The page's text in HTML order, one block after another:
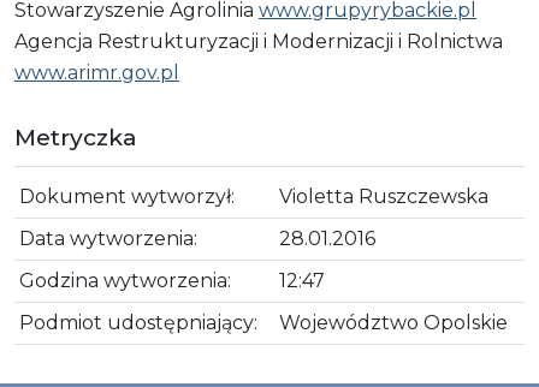
Stowarzyszenie Agrolinia www.grupyrybackie.pl
Agencja Restrukturyzacji i Modernizacji i Rolnictwa
www.arimr.gov.pl
Metryczka
Dokument wytworzył:
Violetta Ruszczewska
Data wytworzenia:
28.01.2016
Godzina wytworzenia:
12:47
Podmiot udostępniający:
Województwo Opolskie